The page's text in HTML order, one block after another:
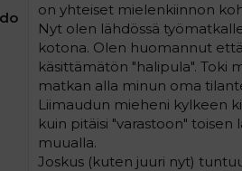
on yhteiset mielenkiinnon
Nyt olen lähdössä
kotona. Olen huomannut
käsittämätön "halipula". Toki
matkan alla minun oma
Liimaudun mieheni kylkeen
kuin pitäisi "varastoon"
muualla.
Joskus (kuten juuri nyt)